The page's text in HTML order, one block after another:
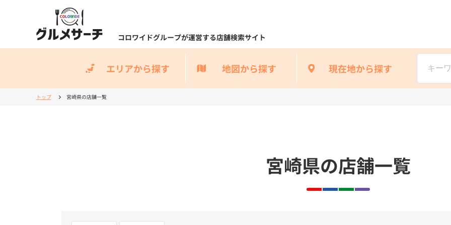
コロワイドグループが運営する店舗検索サイト
エリアから探す 地図から探す 現在地から探す
トップ 宮崎県の店舗一覧
宮崎県の店舗一覧